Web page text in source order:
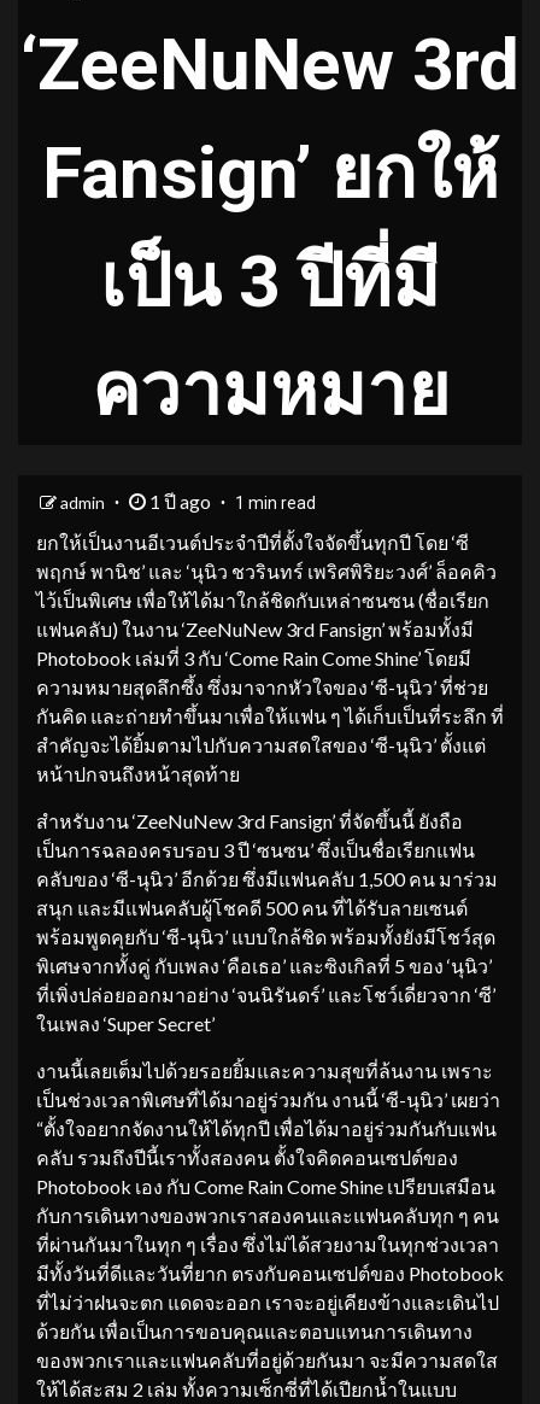
‘ZeeNuNew 3rd
Fansign’ ยกให้
เป็น 3 ปีที่มี
ความหมาย
admin 1 ปี ago 1 min read
ยกให้เป็นงานอีเวนต์ประจำปีที่ตั้งใจจัดขึ้นทุกปี โดย ‘ซี
พฤกษ์ พานิช’ และ ‘นุนิว ชวรินทร์ เพริศพิริยะวงศ์’ ล็อคคิว
ไว้เป็นพิเศษ เพื่อให้ได้มาใกล้ชิดกับเหล่าซนซน (ชื่อเรียก
แฟนคลับ) ในงาน ‘ZeeNuNew 3rd Fansign’ พร้อมทั้งมี
Photobook เล่มที่ 3 กับ ‘Come Rain Come Shine’ โดยมี
ความหมายสุดลึกซึ้ง ซึ่งมาจากหัวใจของ ‘ซี-นุนิว’ ที่ช่วย
กันคิด และถ่ายทำขึ้นมาเพื่อให้แฟน ๆ ได้เก็บเป็นที่ระลึก ที่
สำคัญจะได้ยิ้มตามไปกับความสดใสของ ‘ซี-นุนิว’ ตั้งแต่
หน้าปกจนถึงหน้าสุดท้าย
สำหรับงาน ‘ZeeNuNew 3rd Fansign’ ที่จัดขึ้นนี้ ยังถือ
เป็นการฉลองครบรอบ 3 ปี ‘ซนซน’ ซึ่งเป็นชื่อเรียกแฟน
คลับของ ‘ซี-นุนิว’ อีกด้วย ซึ่งมีแฟนคลับ 1,500 คน มาร่วม
สนุก และมีแฟนคลับผู้โชคดี 500 คน ที่ได้รับลายเซนต์
พร้อมพูดคุยกับ ‘ซี-นุนิว’ แบบใกล้ชิด พร้อมทั้งยังมีโชว์สุด
พิเศษจากทั้งคู่ กับเพลง ‘คือเธอ’ และซิงเกิลที่ 5 ของ ‘นุนิว’
ที่เพิ่งปล่อยออกมาอย่าง ‘จนนิรันดร์’ และโชว์เดี่ยวจาก ‘ซี’
ในเพลง ‘Super Secret’
งานนี้เลยเต็มไปด้วยรอยยิ้มและความสุขที่ล้นงาน เพราะ
เป็นช่วงเวลาพิเศษที่ได้มาอยู่ร่วมกัน งานนี้ ‘ซี-นุนิว’ เผยว่า
“ตั้งใจอยากจัดงานให้ได้ทุกปี เพื่อได้มาอยู่ร่วมกันกับแฟน
คลับ รวมถึงปีนี้เราทั้งสองคน ตั้งใจคิดคอนเซปต์ของ
Photobook เอง กับ Come Rain Come Shine เปรียบเสมือน
กับการเดินทางของพวกเราสองคนและแฟนคลับทุก ๆ คน
ที่ผ่านกันมาในทุก ๆ เรื่อง ซึ่งไม่ได้สวยงามในทุกช่วงเวลา
มีทั้งวันที่ดีและวันที่ยาก ตรงกับคอนเซปต์ของ Photobook
ที่ไม่ว่าฝนจะตก แดดจะออก เราจะอยู่เคียงข้างและเดินไป
ด้วยกัน เพื่อเป็นการขอบคุณและตอบแทนการเดินทาง
ของพวกเราและแฟนคลับที่อยู่ด้วยกันมา จะมีความสดใส
ให้ได้สะสม 2 เล่ม ทั้งความเซ็กซี่ที่ได้เปียกน้ำในแบบ